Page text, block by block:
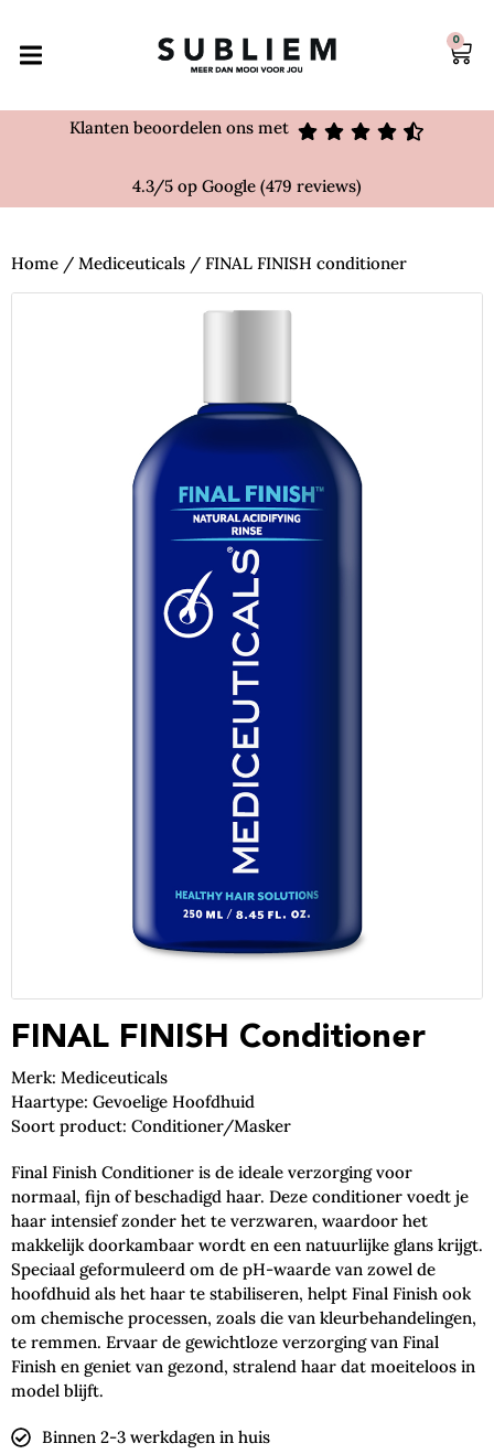
0
Klanten beoordelen ons met
4.3/5 op Google (479 reviews)
Home / Mediceuticals / FINAL FINISH conditioner
FINAL FINISH Conditioner
Merk: Mediceuticals
Haartype: Gevoelige Hoofdhuid
Soort product: Conditioner/Masker
Final Finish Conditioner is de ideale verzorging voor
normaal, fijn of beschadigd haar. Deze conditioner voedt je
haar intensief zonder het te verzwaren, waardoor het
makkelijk doorkambaar wordt en een natuurlijke glans krijgt.
Speciaal geformuleerd om de pH-waarde van zowel de
hoofdhuid als het haar te stabiliseren, helpt Final Finish ook
om chemische processen, zoals die van kleurbehandelingen,
te remmen. Ervaar de gewichtloze verzorging van Final
Finish en geniet van gezond, stralend haar dat moeiteloos in
model blijft.
Binnen 2-3 werkdagen in huis